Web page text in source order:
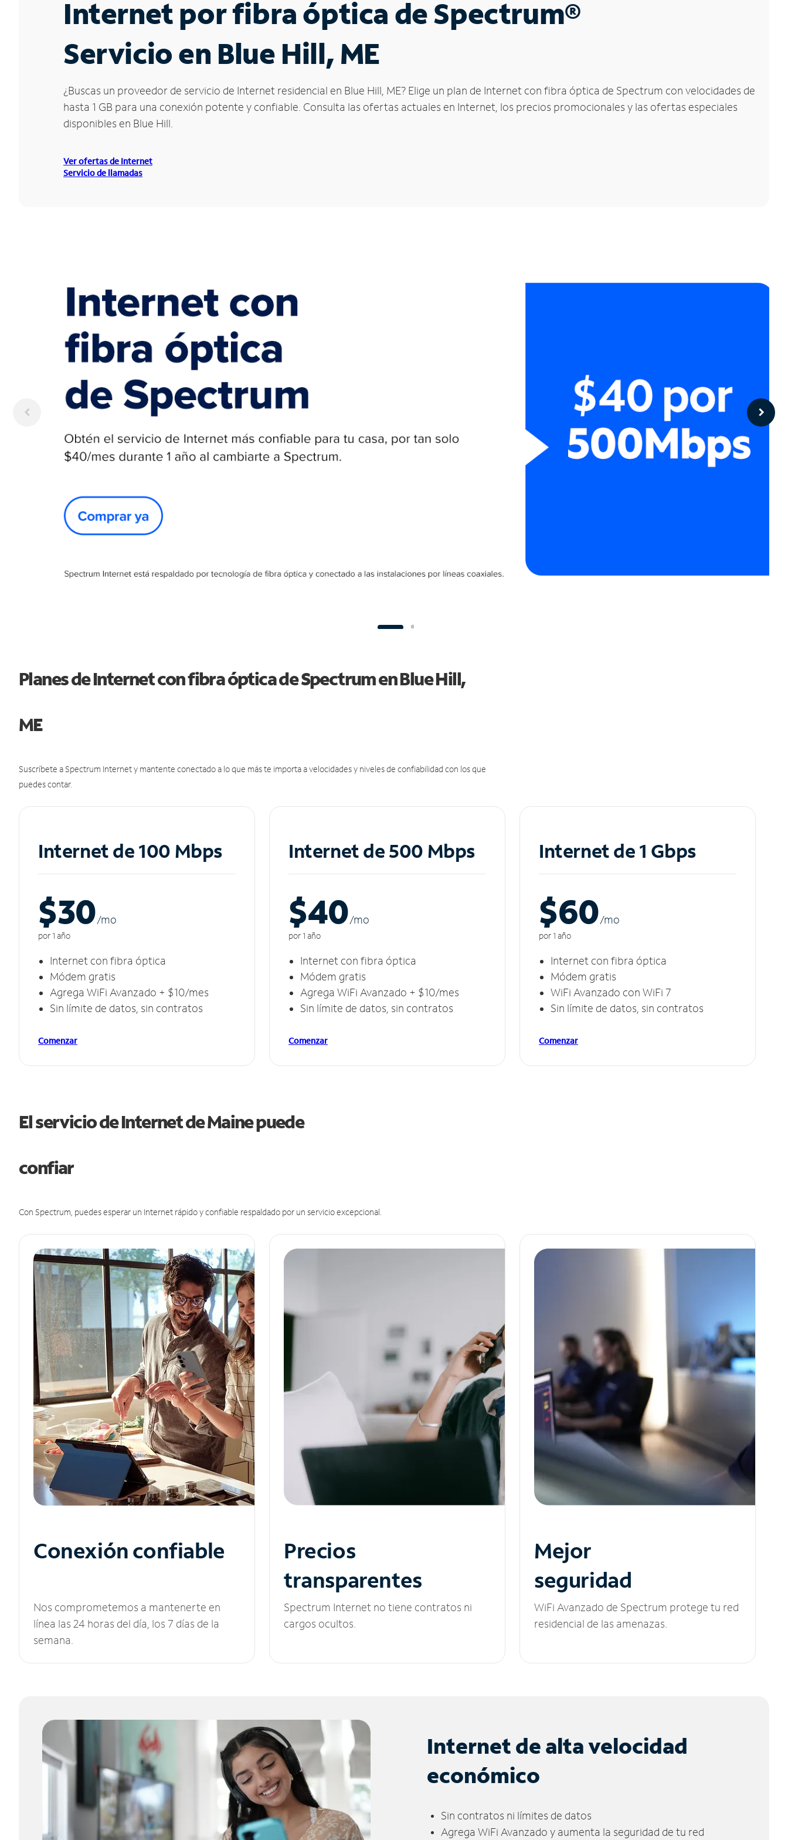
Internet por fibra óptica de Spectrum®
Servicio en Blue Hill, ME
¿Buscas un proveedor de servicio de Internet residencial en Blue Hill, ME? Elige un plan de Internet con fibra óptica de Spectrum con velocidades de
hasta 1 GB para una conexión potente y confiable. Consulta las ofertas actuales en Internet, los precios promocionales y las ofertas especiales
disponibles en Blue Hill.
Ver ofertas de Internet
Servicio de llamadas
Planes de Internet con fibra óptica de Spectrum en Blue Hill,
ME
Suscríbete a Spectrum Internet y mantente conectado a lo que más te importa a velocidades y niveles de confiabilidad con los que
puedes contar.
Internet de 100 Mbps
$30/mo
por 1 año
Internet con fibra óptica
Módem gratis
Agrega WiFi Avanzado + $10/mes
Sin límite de datos, sin contratos
Comenzar
Internet de 500 Mbps
$40/mo
por 1 año
Internet con fibra óptica
Módem gratis
Agrega WiFi Avanzado + $10/mes
Sin límite de datos, sin contratos
Comenzar
Internet de 1 Gbps
$60/mo
por 1 año
Internet con fibra óptica
Módem gratis
WiFi Avanzado con WiFi 7
Sin límite de datos, sin contratos
Comenzar
El servicio de Internet de Maine puede
confiar
Con Spectrum, puedes esperar un Internet rápido y confiable respaldado por un servicio excepcional.
Conexión confiable
Nos comprometemos a mantenerte en
línea las 24 horas del día, los 7 días de la
semana.
Precios
transparentes
Spectrum Internet no tiene contratos ni
cargos ocultos.
Mejor
seguridad
WiFi Avanzado de Spectrum protege tu red
residencial de las amenazas.
Internet de alta velocidad
económico
Sin contratos ni límites de datos
Agrega WiFi Avanzado y aumenta la seguridad de tu red